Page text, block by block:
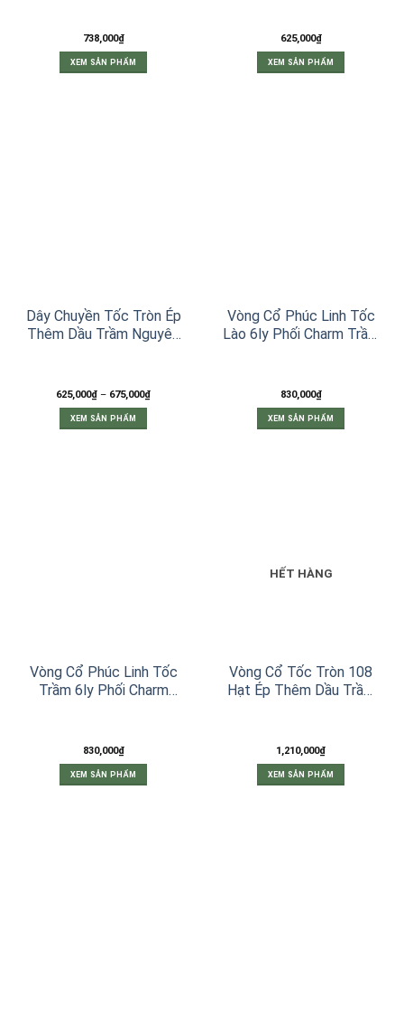
738,000₫
XEM SẢN PHẨM
625,000₫
XEM SẢN PHẨM
Dây Chuyền Tốc Tròn Ép
Thêm Dầu Trầm Nguyên
625,000₫ – 675,000₫Khoảng
XEM SẢN PHẨM
trang
phẩm
Vòng Cổ Phúc Linh Tốc
Lào 6ly Phối Charm Trầm
830,000₫
XEM SẢN PHẨM
Vòng Cổ Phúc Linh Tốc
Trầm 6ly Phối Charm
830,000₫
XEM SẢN PHẨM
HẾT HÀNG
Vòng Cổ Tốc Tròn 108
Hạt Ép Thêm Dầu Trầm
1,210,000₫
XEM SẢN PHẨM